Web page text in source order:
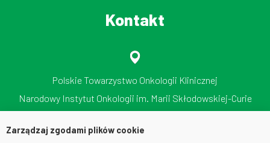
Kontakt
Polskie Towarzystwo Onkologii Klinicznej
Narodowy Instytut Onkologii im. Marii Skłodowskiej-Curie
ul. Roentgena 5, 02-781 Warszawa
Zarządzaj zgodami plików cookie